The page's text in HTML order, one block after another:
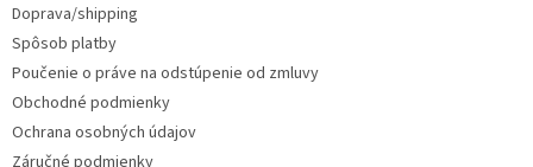
Doprava/shipping
Spôsob platby
Poučenie o práve na odstúpenie od zmluvy
Obchodné podmienky
Ochrana osobných údajov